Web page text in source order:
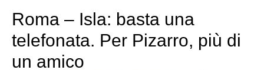
Roma – Isla: basta una
telefonata. Per Pizarro, più di
un amico